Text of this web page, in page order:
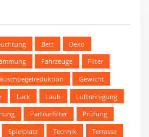
Bett
Deko
Fahrzeuge
Filter
Gewicht
Lack Laub
Luftreinigung
Partikelfilter
Prüfung
Spielplatz Technik
Terrasse